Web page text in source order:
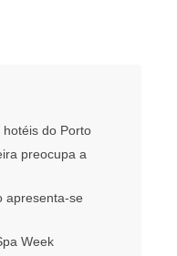
do Porto
preocupa a
apresenta-se
Week